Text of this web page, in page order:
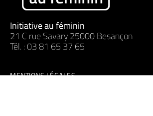
Initiative au féminin
21 C rue Savary 25000 Besançon
Tél. : 03 81 65 37 65
MENTIONS LÉGALES